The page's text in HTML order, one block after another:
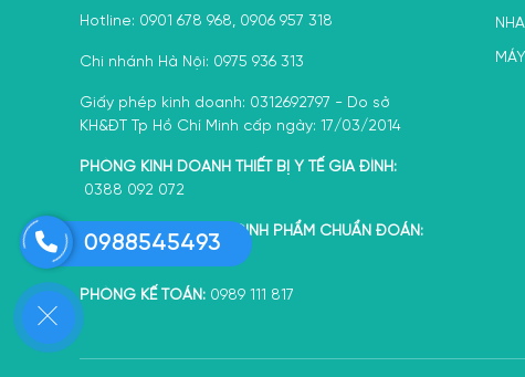
Hotline: 0901 678 968, 0906 957 318
Chi nhánh Hà Nội: 0975 936 313
Giấy phép kinh doanh: 0312692797 - Do sở
KH&ĐT Tp Hồ Chí Minh cấp ngày: 17/03/2014
PHÒNG KINH DOANH THIẾT BỊ Y TẾ GIA ĐÌNH:
0388 092 072
PHÒNG KINH DOANH SINH PHẨM CHUẨN ĐOÁN:
0906 957 318
PHÒNG KẾ TOÁN: 0989 111 817
0988545493